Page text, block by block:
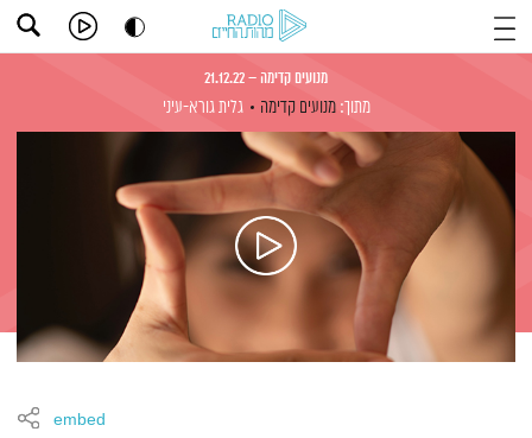
מנועים קדימה – 21.12.22
מתוך: מנועים קדימה גלית גורא-עיני
embed